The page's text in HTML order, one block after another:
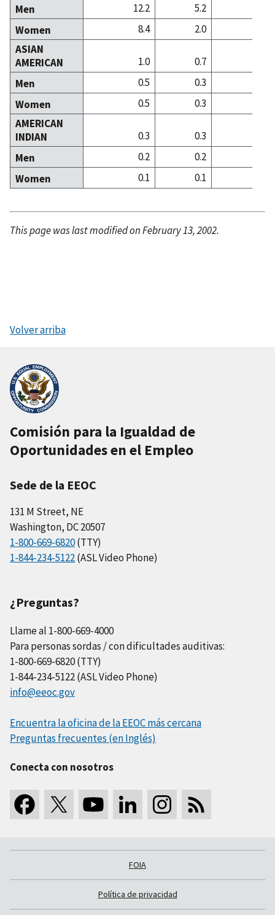
Men
12.2 5.2
Women
8.4 2.0
ASIAN
AMERICAN
1.0 0.7
Men
0.5 0.3
Women
0.5 0.3
AMERICAN
INDIAN
0.3 0.3
Men
0.2 0.2
Women
0.1 0.1
This page was last modified on February 13, 2002.
Volver arriba
Comisión para la Igualdad de
Oportunidades en el Empleo
Sede de la EEOC
131 M Street, NE
Washington, DC 20507
1-800-669-6820(TTY)
1-844-234-5122(ASL Video Phone)
¿Preguntas?
Llame al 1-800-669-4000
Para personas sordas / con dificultades auditivas:
1-800-669-6820 (TTY)
1-844-234-5122 (ASL Video Phone)
info@eeoc.gov
Encuentra la oficina de la EEOC más cercana
Preguntas frecuentes (en Inglés)
Conecta con nosotros
FOIA
Política de privacidad